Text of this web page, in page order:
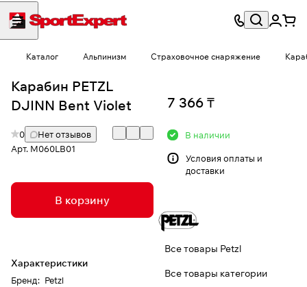
Каталог Альпинизм Страховочное снаряжение
Карабин PETZL
DJINN Bent Violet
0
Нет отзывов
Арт. M060LB01
В корзину
Характеристики
Бренд: Petzl
7 366 ₸
В наличии
Условия оплаты и
доставки
Все товары Petzl
Все товары категории